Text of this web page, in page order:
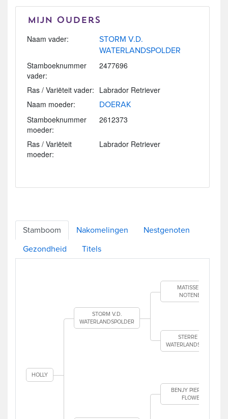
Mijn Ouders
Naam vader:
STORM V.D.
WATERLANDSPOLDER
Stamboeknummer
vader:
2477696
Ras / Variëteit vader: Labrador Retriever
Naam moeder:
DOERAK
Stamboeknummer
moeder:
2612373
Ras / Variëteit
moeder:
Labrador Retriever
Stamboom Nakomelingen Nestgenoten
Gezondheid Titels
HOLLY
STORM V.D.
WATERLANDSPOLDER
MATISSE V.H.
NOTENBOS
STERRE V.D.
WATERLANDSPOLDER
BENJY PIERMA OF
FLOWERS